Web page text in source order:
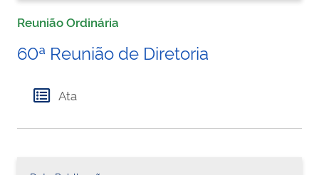
Reunião Ordinária
60ª Reunião de Diretoria
Ata